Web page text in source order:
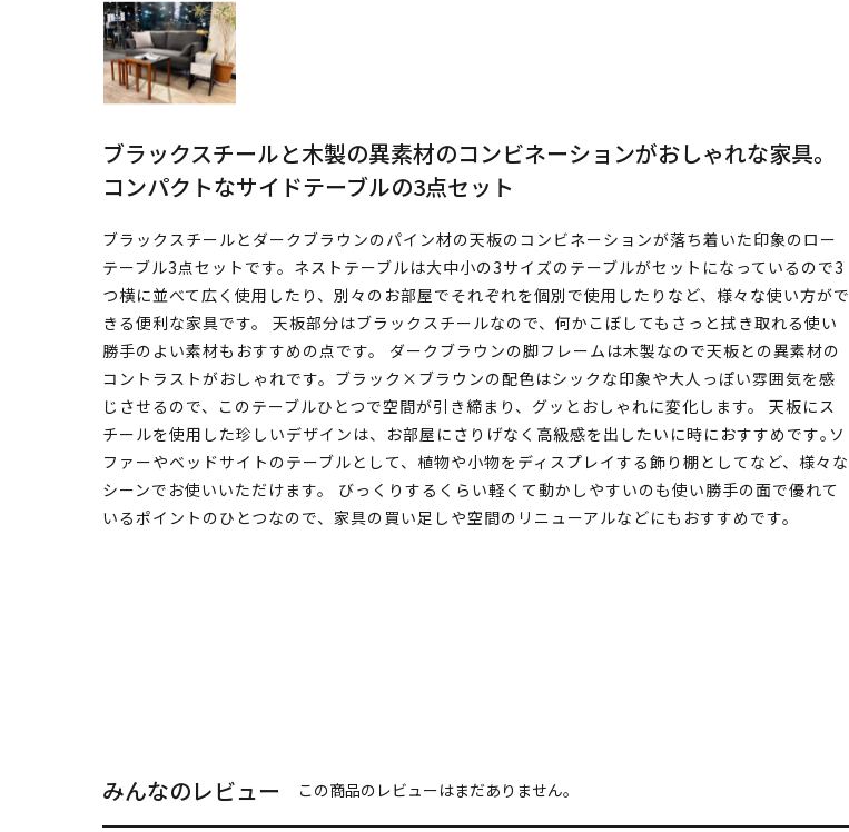
ブラックスチールと木製の異素材のコンビネーションがおしゃれな家具。
コンパクトなサイドテーブルの3点セット
ブラックスチールとダークブラウンのパイン材の天板のコンビネーションが落ち着いた印象のロー
テーブル3点セットです。ネストテーブルは大中小の3サイズのテーブルがセットになっているので3
つ横に並べて広く使用したり、別々のお部屋でそれぞれを個別で使用したりなど、様々な使い方がで
きる便利な家具です。 天板部分はブラックスチールなので、何かこぼしてもさっと拭き取れる使い
勝手のよい素材もおすすめの点です。 ダークブラウンの脚フレームは木製なので天板との異素材の
コントラストがおしゃれです。ブラック×ブラウンの配色はシックな印象や大人っぽい雰囲気を感
じさせるので、このテーブルひとつで空間が引き締まり、グッとおしゃれに変化します。 天板にス
チールを使用した珍しいデザインは、お部屋にさりげなく高級感を出したいに時におすすめです｡ソ
ファーやベッドサイトのテーブルとして、植物や小物をディスプレイする飾り棚としてなど、様々な
シーンでお使いいただけます。 びっくりするくらい軽くて動かしやすいのも使い勝手の面で優れて
いるポイントのひとつなので、家具の買い足しや空間のリニューアルなどにもおすすめです。
みんなのレビュー この商品のレビューはまだありません。